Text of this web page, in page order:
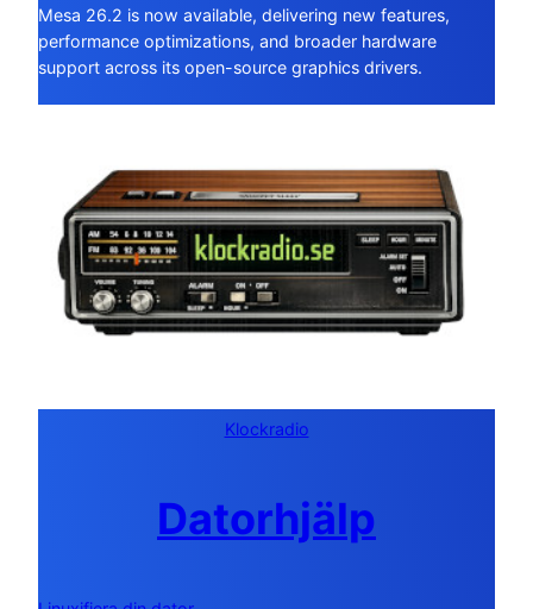
Mesa 26.2 is now available, delivering new features,
performance optimizations, and broader hardware
support across its open-source graphics drivers.
Klockradio
Datorhjälp